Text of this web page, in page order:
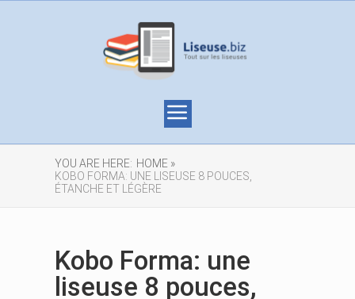
YOU ARE HERE: HOME »
KOBO FORMA: UNE LISEUSE 8 POUCES,
ÉTANCHE ET LÉGÈRE
Kobo Forma: une
liseuse 8 pouces,